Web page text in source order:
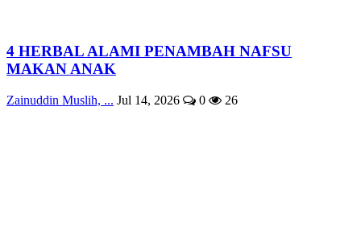
4 HERBAL ALAMI PENAMBAH NAFSU
MAKAN ANAK
Zainuddin Muslih, ... Jul 14, 2026 0 26